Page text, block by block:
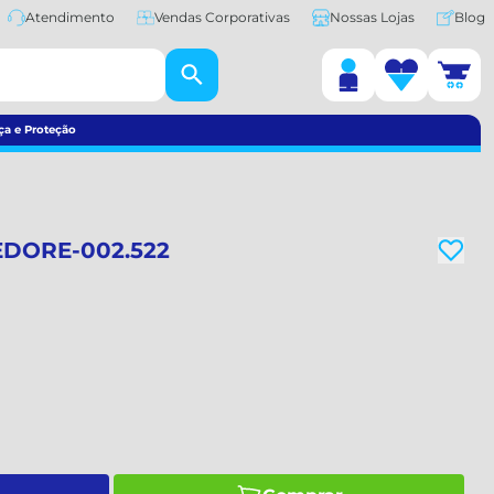
Atendimento Vendas Corporativas Nossas Lojas Blog
e Proteção
002.522